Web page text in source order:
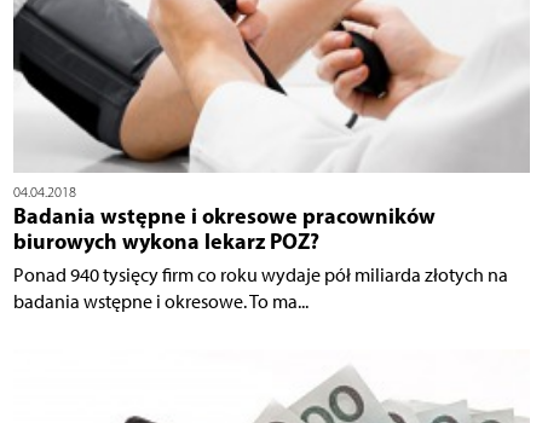
04.04.2018
Badania wstępne i okresowe pracowników
biurowych wykona lekarz POZ?
Ponad 940 tysięcy firm co roku wydaje pół miliarda złotych na
badania wstępne i okresowe. To ma...